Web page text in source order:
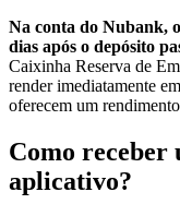
Na conta do Nubank,
dias após o depósito
Caixinha Reserva de
render imediatamente
oferecem um
Como receber
aplicativo?